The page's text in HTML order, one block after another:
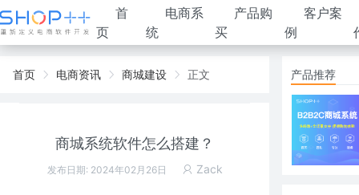
首
页
电商系
统
产品购
买
客户案
例
首页 电商资讯 商城建设 正文
商城系统软件怎么搭建？
发布日期: 2024年02月26日 Zack
产品推荐